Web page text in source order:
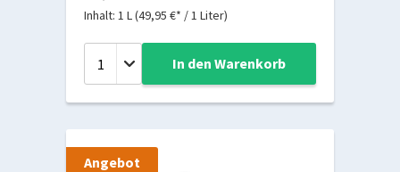
Inhalt: 1 L (49,95 €* / 1 Liter)
In den Warenkorb
Angebot